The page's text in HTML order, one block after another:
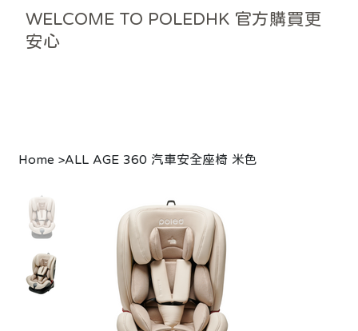
WELCOME TO POLEDHK 官方購買更
安心
Home >ALL AGE 360 汽車安全座椅 米色